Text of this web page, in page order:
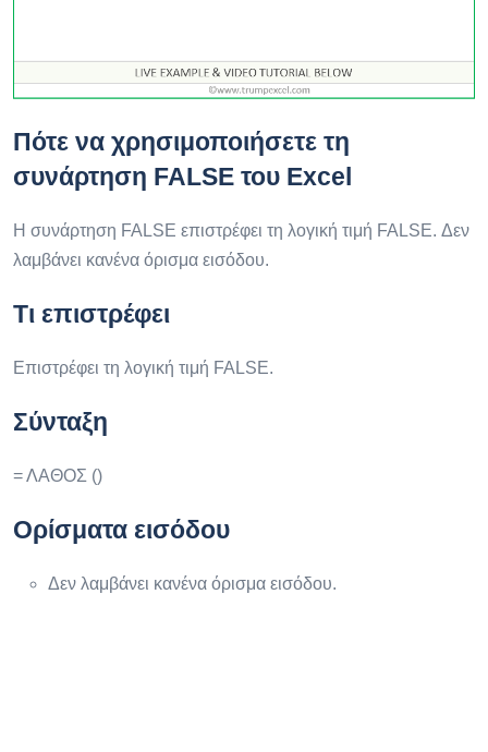
Πότε να χρησιμοποιήσετε τη
συνάρτηση FALSE του Excel
Η συνάρτηση FALSE επιστρέφει τη λογική τιμή FALSE. Δεν
λαμβάνει κανένα όρισμα εισόδου.
Τι επιστρέφει
Επιστρέφει τη λογική τιμή FALSE.
Σύνταξη
= ΛΑΘΟΣ ()
Ορίσματα εισόδου
Δεν λαμβάνει κανένα όρισμα εισόδου.